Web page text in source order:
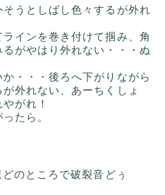
うとしばし色々するが外れ
インを巻き付けて掴み、角
がやはり外れない・・・ぬ
・・・後ろへ下がりながら
外れない、あーちくしょ
がれ！
たら。
のところで破裂音どぅ